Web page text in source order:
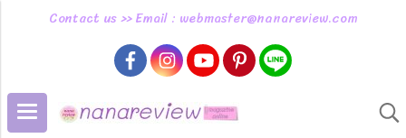
Contact us >> Email : webmaster@nanareview.com